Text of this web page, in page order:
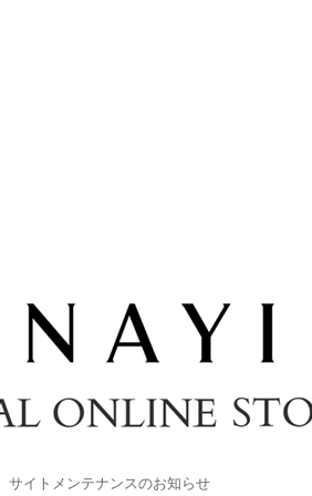
サイトメンテナンスのお知らせ